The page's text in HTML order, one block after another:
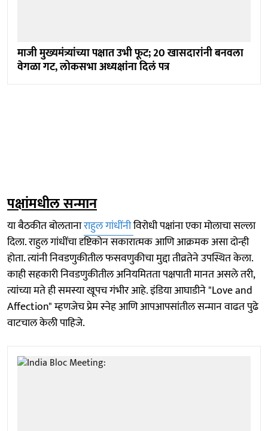
माजी मुख्यमंत्र्यांच्या पक्षात उभी फूट; 20 खासदारांनी बनवला
वेगळा गट, लोकसभा अध्यक्षांना दिलं पत्र
पक्षांमधील सन्मान
या बैठकीत बोलतानाराहुल गांधींनीविरोधी पक्षांना एका मोलाचा सल्ला
दिला. राहुल गांधींचा दृष्टिकोन सकारात्मक आणि आक्रमक असा दोन्ही
होता. त्यांनी निवडणुकीतील फसवणुकीचा मुद्दा तीव्रतेने उपस्थित केला.
काही सहकारी निवडणुकीतील अनियमितता पक्षपाती मानत असले तरी,
त्यांच्या मते ही समस्या खूपच गंभीर आहे. इंडिया आघाडीने "Love and
Affection" म्हणजेच प्रेम स्नेह आणि आपआपसांतील सन्मान वाढत पुढे
वाटचाल केली पाहिजे.